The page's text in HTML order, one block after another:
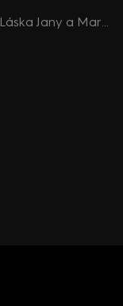
Láska Jany a Martina se změnila v nenávist - Honeymoon – líbánky k nepřežití